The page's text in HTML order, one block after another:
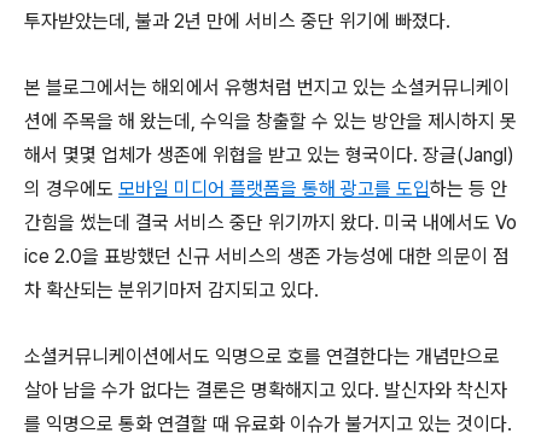
투자받았는데, 불과 2년 만에 서비스 중단 위기에 빠졌다.
본 블로그에서는 해외에서 유행처럼 번지고 있는 소셜커뮤니케이
션에 주목을 해 왔는데, 수익을 창출할 수 있는 방안을 제시하지 못
해서 몇몇 업체가 생존에 위협을 받고 있는 형국이다. 장글(Jangl)
의 경우에도 모바일 미디어 플랫폼을 통해 광고를 도입하는 등 안
간힘을 썼는데 결국 서비스 중단 위기까지 왔다. 미국 내에서도 Vo
ice 2.0을 표방했던 신규 서비스의 생존 가능성에 대한 의문이 점
차 확산되는 분위기마저 감지되고 있다.
소셜커뮤니케이션에서도 익명으로 호를 연결한다는 개념만으로
살아 남을 수가 없다는 결론은 명확해지고 있다. 발신자와 착신자
를 익명으로 통화 연결할 때 유료화 이슈가 불거지고 있는 것이다.